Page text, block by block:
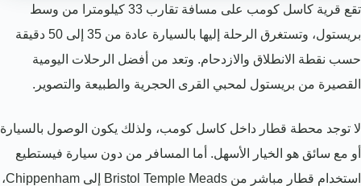
تقع قرية كاسل كومب على مسافة تقارب 33 كيلومترا من وسط
بريستول، وتستغرق الرحلة إليها بالسيارة عادة من 35 إلى 50 دقيقة
حسب نقطة الانطلاق والازدحام. وتعد من أفضل الرحلات اليومية
القصيرة من بريستول لمحبي القرى الحجرية والطبيعة والتصوير.
لا توجد محطة قطار داخل كاسل كومب، ولذلك يكون الوصول بالسيارة
أو مع سائق هو الخيار الأسهل. أما المسافر من دون سيارة فيستطيع
استخدام قطار مباشر من Bristol Temple Meads إلى Chippenham،